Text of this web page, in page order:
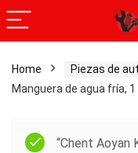
Home Piezas de
Manguera de agua fría, 1
“Chent Aoyan